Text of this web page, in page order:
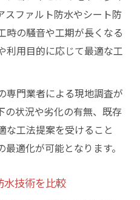
スファルト防水やシート防
時の騒音や工期が長くなる
利用目的に応じて最適な工
専門業者による現地調査が
の状況や劣化の有無、既存
な工法提案を受けること
適化が可能となります。
水技術を比較